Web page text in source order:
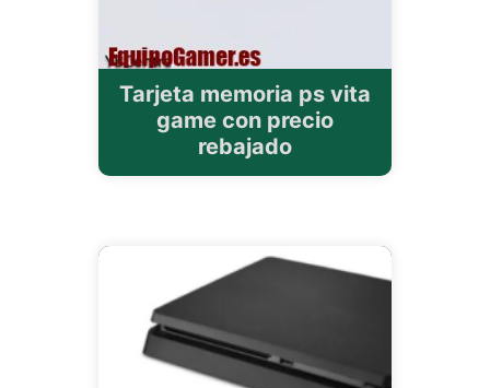
Tarjeta memoria ps vita
game con precio
rebajado